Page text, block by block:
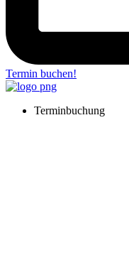
Termin buchen!
Terminbuchung